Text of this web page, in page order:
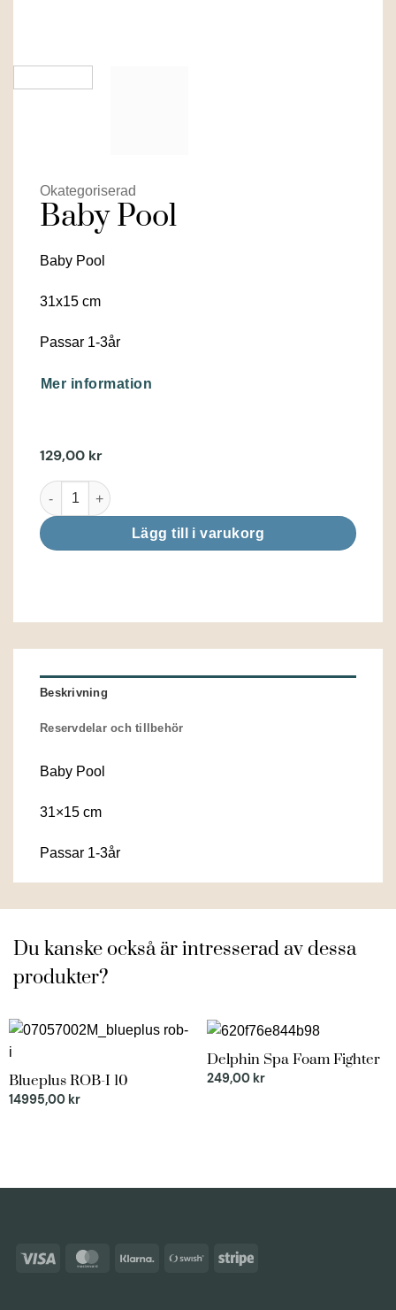
Okategoriserad
Baby Pool
Baby Pool
31x15 cm
Passar 1-3år
Mer information
129,00 kr
Baby Pool mängd
Lägg till i varukorg
Beskrivning
Reservdelar och tillbehör
Baby Pool
31×15 cm
Passar 1-3år
Du kanske också är intresserad av dessa
produkter?
Blueplus ROB-I 10
14995,00 kr
Delphin Spa Foam Fighter
249,00 kr
Visa MasterCardKlarna Swish
Stripe